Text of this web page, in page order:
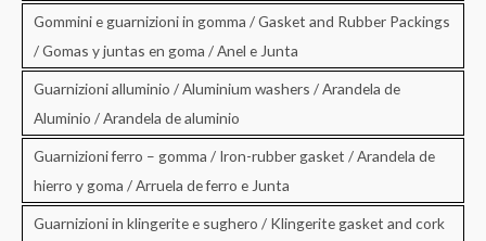
Gommini e guarnizioni in gomma / Gasket and Rubber Packings
/ Gomas y juntas en goma / Anel e Junta
Guarnizioni alluminio / Aluminium washers / Arandela de
Aluminio / Arandela de aluminio
Guarnizioni ferro – gomma / Iron-rubber gasket / Arandela de
hierro y goma / Arruela de ferro e Junta
Guarnizioni in klingerite e sughero / Klingerite gasket and cork